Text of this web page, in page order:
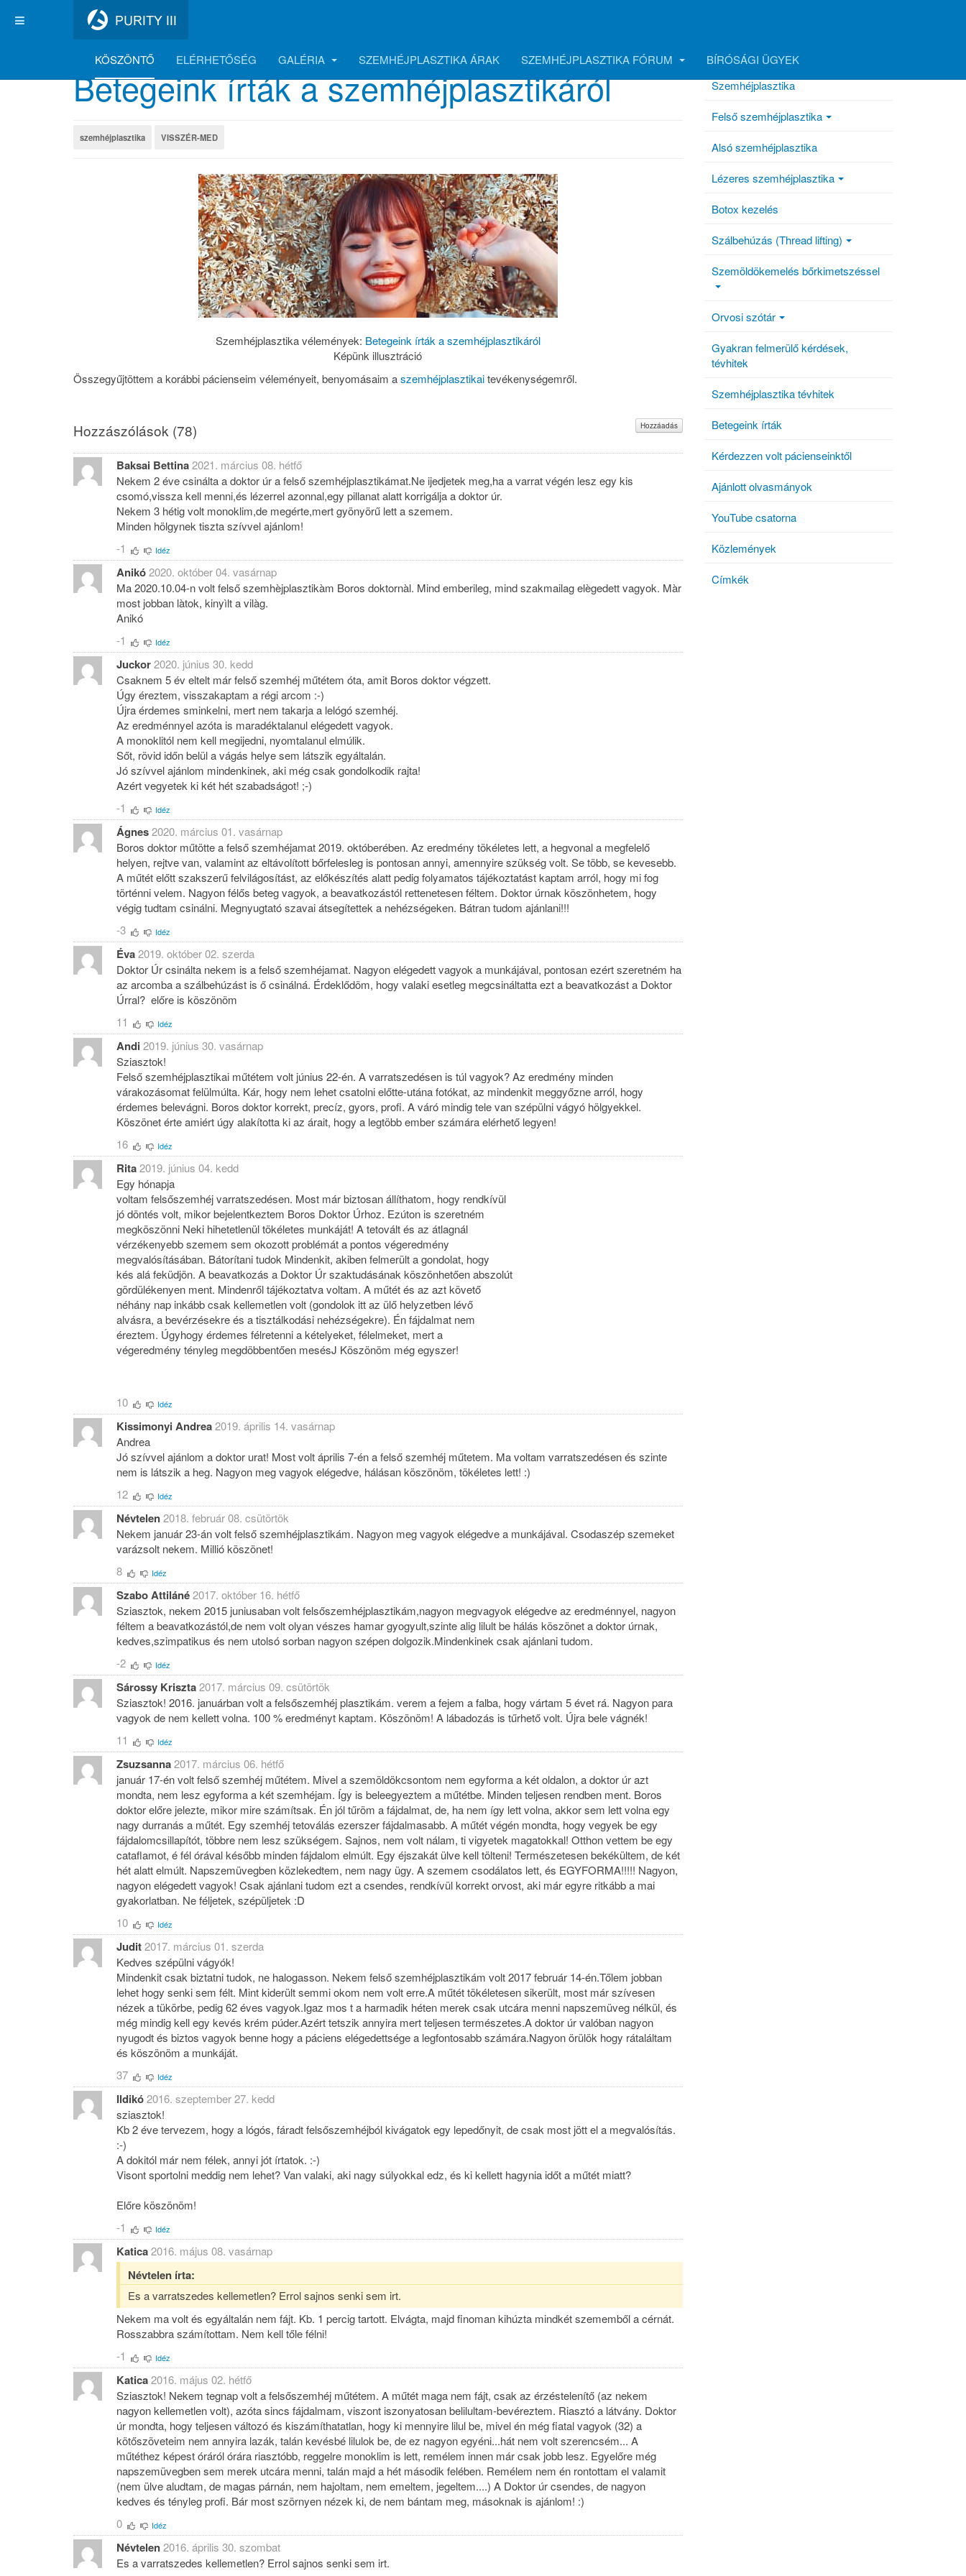
KÖSZÖNTŐ ELÉRHETŐSÉG GALÉRIA SZEMHÉJPLASZTIKA ÁRAK SZEMHÉJPLASZTIKA FÓRUM BÍRÓSÁGI ÜGYEK
Betegeink írták a szemhéjplasztikáról
szemhéjplasztika VISSZÉR-MED
Szemhéjplasztika vélemények: Betegeink írták a szemhéjplasztikáról
Képünk illusztráció
Összegyűjtöttem a korábbi pácienseim véleményeit, benyomásaim aszemhéjplasztikaitevékenységemről.
Hozzászólások (78) Hozzáadás
Baksai Bettina2021. március 08. hétfő
Nekem 2 éve csinálta a doktor úr a felső szemhéjplasztikámat.Ne ijedjetek meg,ha a varrat végén lesz egy kis
csomó,vissza kell menni,és lézerrel azonnal,egy pillanat alatt korrigálja a doktor úr.
Nekem 3 hétig volt monoklim,de megérte,mert gyönyörű lett a szemem.
Minden hölgynek tiszta szívvel ajánlom!
-1
Idéz
Anikó2020. október 04. vasárnap
Ma 2020.10.04-n volt felső szemhèjplasztikàm Boros doktornàl. Mind emberileg, mind szakmailag elègedett vagyok. Màr
most jobban làtok, kinyìlt a vilàg.
Anikó
-1
Idéz
Juckor2020. június 30. kedd
Csaknem 5 év eltelt már felső szemhéj műtétem óta, amit Boros doktor végzett.
Úgy éreztem, visszakaptam a régi arcom :-)
Újra érdemes sminkelni, mert nem takarja a lelógó szemhéj.
Az eredménnyel azóta is maradéktalanul elégedett vagyok.
A monoklitól nem kell megijedni, nyomtalanul elmúlik.
Sőt, rövid időn belül a vágás helye sem látszik egyáltalán.
Jó szívvel ajánlom mindenkinek, aki még csak gondolkodik rajta!
Azért vegyetek ki két hét szabadságot! ;-)
-1
Idéz
Ágnes2020. március 01. vasárnap
Boros doktor műtötte a felső szemhéjamat 2019. októberében. Az eredmény tökéletes lett, a hegvonal a megfelelő
helyen, rejtve van, valamint az eltávolított bőrfelesleg is pontosan annyi, amennyire szükség volt. Se több, se kevesebb.
A műtét előtt szakszerű felvilágosítást, az előkészítés alatt pedig folyamatos tájékoztatást kaptam arról, hogy mi fog
történni velem. Nagyon félős beteg vagyok, a beavatkozástól rettenetesen féltem. Doktor úrnak köszönhetem, hogy
végig tudtam csinálni. Megnyugtató szavai átsegítettek a nehézségeken. Bátran tudom ajánlani!!!
-3
Idéz
Éva2019. október 02. szerda
Doktor Úr csinálta nekem is a felső szemhéjamat. Nagyon elégedett vagyok a munkájával, pontosan ezért szeretném ha
az arcomba a szálbehúzást is ő csinálná. Érdeklődöm, hogy valaki esetleg megcsináltatta ezt a beavatkozást a Doktor
Úrral? előre is köszönöm
11
Idéz
Andi 2019. június 30. vasárnap
Sziasztok!
Felső szemhéjplasztikai műtétem volt június 22-én. A varratszedésen is túl vagyok? Az eredmény minden
várakozásomat felülmúlta. Kár, hogy nem lehet csatolni előtte-utána fotókat, az mindenkit meggyőzne arról, hogy
érdemes belevágni. Boros doktor korrekt, precíz, gyors, profi. A váró mindig tele van szépülni vágyó hölgyekkel.
Köszönet érte amiért úgy alakította ki az árait, hogy a legtöbb ember számára elérhető legyen!
16
Idéz
Rita2019. június 04. kedd
Egy hónapja
voltam felsőszemhéj varratszedésen. Most már biztosan állíthatom, hogy rendkívül
jó döntés volt, mikor bejelentkeztem Boros Doktor Úrhoz. Ezúton is szeretném
megköszönni Neki hihetetlenül tökéletes munkáját! A tetovált és az átlagnál
vérzékenyebb szemem sem okozott problémát a pontos végeredmény
megvalósításában. Bátorítani tudok Mindenkit, akiben felmerült a gondolat, hogy
kés alá feküdjön. A beavatkozás a Doktor Úr szaktudásának köszönhetően abszolút
gördülékenyen ment. Mindenről tájékoztatva voltam. A műtét és az azt követő
néhány nap inkább csak kellemetlen volt (gondolok itt az ülő helyzetben lévő
alvásra, a bevérzésekre és a tisztálkodási nehézségekre). Én fájdalmat nem
éreztem. Úgyhogy érdemes félretenni a kételyeket, félelmeket, mert a
végeredmény tényleg megdöbbentően mesésJ Köszönöm még egyszer!
10 Idéz
Kissimonyi Andrea2019. április 14. vasárnap
Andrea
Jó szívvel ajánlom a doktor urat! Most volt április 7-én a felső szemhéj műtetem. Ma voltam varratszedésen és szinte
nem is látszik a heg. Nagyon meg vagyok elégedve, hálásan köszönöm, tökéletes lett! :)
12
Idéz
Névtelen2018. február 08. csütörtök
Nekem január 23-án volt felső szemhéjplasztikám. Nagyon meg vagyok elégedve a munkájával. Csodaszép szemeket
varázsolt nekem. Millió köszönet!
8
Idéz
Szabo Attiláné2017. október 16. hétfő
Sziasztok, nekem 2015 juniusaban volt felsőszemhéjplasztikám,nagyon megvagyok elégedve az eredménnyel, nagyon
féltem a beavatkozástól,de nem volt olyan vészes hamar gyogyult,szinte alig lilult be hálás köszönet a doktor úrnak,
kedves,szimpatikus és nem utolsó sorban nagyon szépen dolgozik.Mindenkinek csak ajánlani tudom.
-2
Idéz
Sárossy Kriszta2017. március 09. csütörtök
Sziasztok! 2016. januárban volt a felsőszemhéj plasztikám. verem a fejem a falba, hogy vártam 5 évet rá. Nagyon para
vagyok de nem kellett volna. 100 % eredményt kaptam. Köszönöm! A lábadozás is tűrhető volt. Újra bele vágnék!
11
Idéz
Zsuzsanna2017. március 06. hétfő
január 17-én volt felső szemhéj műtétem. Mivel a szemöldökcsontom nem egyforma a két oldalon, a doktor úr azt
mondta, nem lesz egyforma a két szemhéjam. Így is beleegyeztem a műtétbe. Minden teljesen rendben ment. Boros
doktor előre jelezte, mikor mire számítsak. Én jól tűröm a fájdalmat, de, ha nem így lett volna, akkor sem lett volna egy
nagy durranás a műtét. Egy szemhéj tetoválás ezerszer fájdalmasabb. A műtét végén mondta, hogy vegyek be egy
fájdalomcsillapítót, többre nem lesz szükségem. Sajnos, nem volt nálam, ti vigyetek magatokkal! Otthon vettem be egy
cataflamot, é fél órával később minden fájdalom elmúlt. Egy éjszakát ülve kell tölteni! Természetesen bekékültem, de két
hét alatt elmúlt. Napszemüvegben közlekedtem, nem nagy ügy. A szemem csodálatos lett, és EGYFORMA!!!!! Nagyon,
nagyon elégedett vagyok! Csak ajánlani tudom ezt a csendes, rendkívül korrekt orvost, aki már egyre ritkább a mai
gyakorlatban. Ne féljetek, szépüljetek :D
10
Idéz
Judit2017. március 01. szerda
Kedves szépülni vágyók!
Mindenkit csak biztatni tudok, ne halogasson. Nekem felső szemhéjplasztikám volt 2017 február 14-én.Tőlem jobban
lehet hogy senki sem félt. Mint kiderült semmi okom nem volt erre.A műtét tökéletesen sikerült, most már szívesen
nézek a tükörbe, pedig 62 éves vagyok.Igaz mos t a harmadik héten merek csak utcára menni napszemüveg nélkül, és
még mindig kell egy kevés krém púder.Azért tetszik annyira mert teljesen természetes.A doktor úr valóban nagyon
nyugodt és biztos vagyok benne hogy a páciens elégedettsége a legfontosabb számára.Nagyon örülök hogy rátaláltam
és köszönöm a munkáját.
37
Idéz
Ildikó2016. szeptember 27. kedd
sziasztok!
Kb 2 éve tervezem, hogy a lógós, fáradt felsőszemhéjból kivágatok egy lepedőnyit, de csak most jött el a megvalósítás.
:-)
A dokitól már nem félek, annyi jót írtatok. :-)
Visont sportolni meddig nem lehet? Van valaki, aki nagy súlyokkal edz, és ki kellett hagynia időt a műtét miatt?
Előre köszönöm!
-1
Idéz
Katica2016. május 08. vasárnap
Névtelen írta:
Es a varratszedes kellemetlen? Errol sajnos senki sem irt.
Nekem ma volt és egyáltalán nem fájt. Kb. 1 percig tartott. Elvágta, majd finoman kihúzta mindkét szememből a cérnát.
Rosszabbra számítottam. Nem kell tőle félni!
-1
Idéz
Katica2016. május 02. hétfő
Sziasztok! Nekem tegnap volt a felsőszemhéj műtétem. A műtét maga nem fájt, csak az érzéstelenítő (az nekem
nagyon kellemetlen volt), azóta sincs fájdalmam, viszont iszonyatosan belilultam-bevéreztem. Riasztó a látvány. Doktor
úr mondta, hogy teljesen változó és kiszámíthatatlan, hogy ki mennyire lilul be, mivel én még fiatal vagyok (32) a
kötőszöveteim nem annyira lazák, talán kevésbé lilulok be, de ez nagyon egyéni...hát nem volt szerencsém... A
műtéthez képest óráról órára riasztóbb, reggelre monoklim is lett, remélem innen már csak jobb lesz. Egyelőre még
napszemüvegben sem merek utcára menni, talán majd a hét második felében. Remélem nem én rontottam el valamit
(nem ülve aludtam, de magas párnán, nem hajoltam, nem emeltem, jegeltem....) A Doktor úr csendes, de nagyon
kedves és tényleg profi. Bár most szörnyen nézek ki, de nem bántam meg, másoknak is ajánlom! :)
0
Idéz
Névtelen2016. április 30. szombat
Es a varratszedes kellemetlen? Errol sajnos senki sem irt.
Szemhéjplasztika
Felső szemhéjplasztika
Alsó szemhéjplasztika
Lézeres szemhéjplasztika
Botox kezelés
Szálbehúzás (Thread lifting)
Szemöldökemelés bőrkimetszéssel
Orvosi szótár
Gyakran felmerülő kérdések,
tévhitek
Szemhéjplasztika tévhitek
Betegeink írták
Kérdezzen volt pácienseinktől
Ajánlott olvasmányok
YouTube csatorna
Közlemények
Címkék